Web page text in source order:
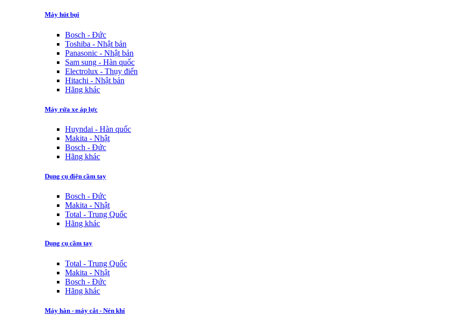
Máy hút bụi
Bosch - Đức
Toshiba - Nhật bản
Panasonic - Nhật bản
Sam sung - Hàn quốc
Electrolux - Thụy điển
Hitachi - Nhật bản
Hãng khác
Máy rửa xe áp lực
Huyndai - Hàn quốc
Makita - Nhật
Bosch - Đức
Hãng khác
Dụng cụ điện cầm tay
Bosch - Đức
Makita - Nhật
Total - Trung Quốc
Hãng khác
Dụng cụ cầm tay
Total - Trung Quốc
Makita - Nhật
Bosch - Đức
Hãng khác
Máy hàn - máy cắt - Nén khí